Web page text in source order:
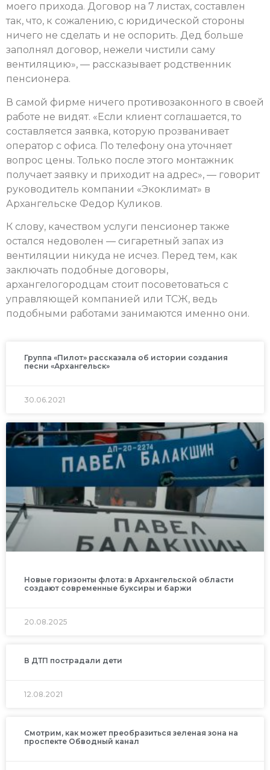
моего прихода. Договор на 7 листах, составлен
так, что, к сожалению, с юридической стороны
ничего не сделать и не оспорить. Дед больше
заполнял договор, нежели чистили саму
вентиляцию», — рассказывает родственник
пенсионера.
В самой фирме ничего противозаконного в своей
работе не видят. «Если клиент соглашается, то
составляется заявка, которую прозванивает
оператор с офиса. По телефону она уточняет
вопрос цены. Только после этого монтажник
получает заявку и приходит на адрес», — говорит
руководитель компании «Экоклимат» в
Архангельске Федор Куликов.
К слову, качеством услуги пенсионер также
остался недоволен — сигаретный запах из
вентиляции никуда не исчез. Перед тем, как
заключать подобные договоры,
архангелогородцам стоит посоветоваться с
управляющей компанией или ТСЖ, ведь
подобными работами занимаются именно они.
Группа «Пилот» рассказала об истории создания
песни «Архангельск»
30.06.2021
Новые горизонты флота: в Архангельской области
создают современные буксиры и баржи
20.08.2025
В ДТП пострадали дети
12.08.2021
Смотрим, как может преобразиться зеленая зона на
проспекте Обводный канал